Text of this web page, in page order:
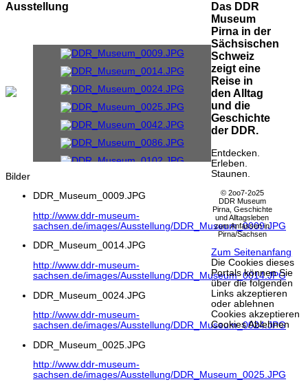
Ausstellung
Bilder
DDR_Museum_0009.JPG
http://www.ddr-museum-
sachsen.de/images/Ausstellung/DDR_Museum_0009.JPG
DDR_Museum_0014.JPG
http://www.ddr-museum-
sachsen.de/images/Ausstellung/DDR_Museum_0014.JPG
DDR_Museum_0024.JPG
http://www.ddr-museum-
sachsen.de/images/Ausstellung/DDR_Museum_0024.JPG
DDR_Museum_0025.JPG
http://www.ddr-museum-
sachsen.de/images/Ausstellung/DDR_Museum_0025.JPG
Das DDR
Museum
Pirna in der
Sächsischen
Schweiz
zeigt eine
Reise in
den Alltag
und die
Geschichte
der DDR.
Entdecken.
Erleben.
Staunen.
© 2oo7-2o25
DDR Museum
Pirna, Geschichte
und Alltagsleben
zum Anfassen in
Pirna/Sachsen
Zum Seitenanfang
Die Cookies dieses
Portals können Sie
über die folgenden
Links akzeptieren
oder ablehnen
Cookies akzeptieren
Cookies Ablehnen